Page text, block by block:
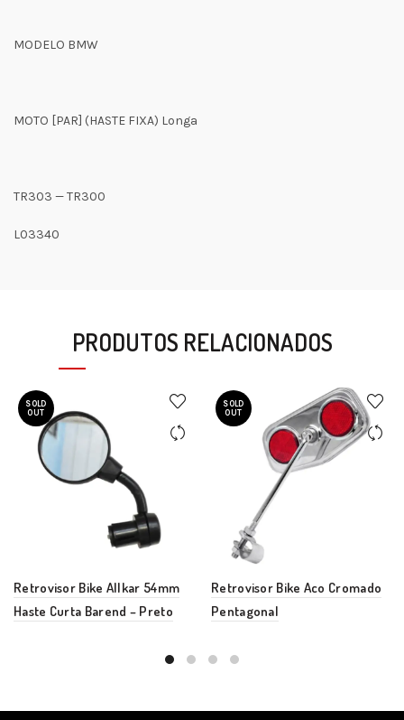
MODELO BMW
MOTO [PAR] (HASTE FIXA) Longa
TR303 — TR300
L03340
PRODUTOS RELACIONADOS
SOLD
OUT
Retrovisor Bike Allkar 54mm
Haste Curta Barend – Preto
SOLD
OUT
Retrovisor Bike Aco Cromado
Pentagonal